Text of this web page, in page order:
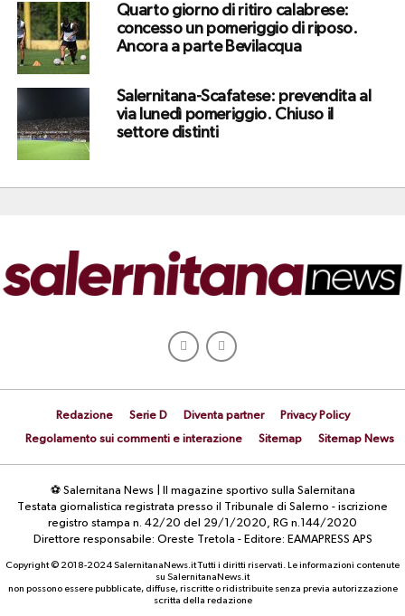
Quarto giorno di ritiro calabrese:
concesso un pomeriggio di riposo.
Ancora a parte Bevilacqua
Salernitana-Scafatese: prevendita al
via lunedì pomeriggio. Chiuso il
settore distinti
Redazione Serie D Diventa partner
Privacy Policy
Regolamento sui commenti e interazione
Sitemap Sitemap News
⚽ Salernitana News | Il magazine sportivo sulla Salernitana
Testata giornalistica registrata presso il Tribunale di Salerno - iscrizione
registro stampa n. 42/20 del 29/1/2020, RG n.144/2020
Direttore responsabile: Oreste Tretola - Editore: EAMAPRESS APS
Copyright © 2018-2024 SalernitanaNews.it Tutti i diritti riservati. Le informazioni contenute
su SalernitanaNews.it
non possono essere pubblicate, diffuse, riscritte o ridistribuite senza previa autorizzazione
scritta della redazione